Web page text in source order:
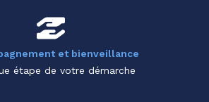
et bienveillance
étape de votre démarche